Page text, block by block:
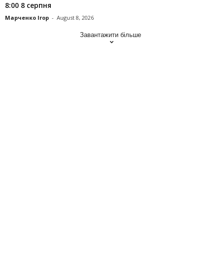
8:00 8 серпня
Марченко Ігор - August 8, 2026
Завантажити більше